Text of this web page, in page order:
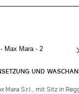
UND
Mara S.r.l., mit Sitz in